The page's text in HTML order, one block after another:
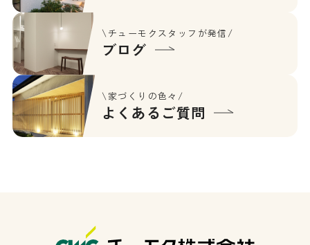
\チューモクスタッフが発信/
ブログ
\家づくりの色々/
よくあるご質問